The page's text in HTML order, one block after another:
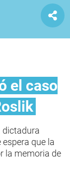
el caso
dictadura
que la
la memoria de